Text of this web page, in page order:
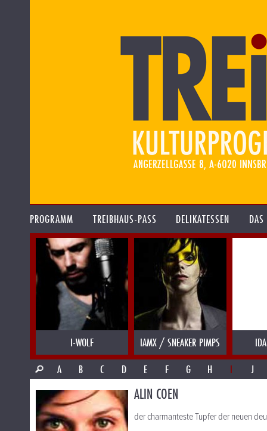
PROGRAMM TREIBHAUS-PASS DELIKATESSEN
I-WOLF IAMX / SNEAKER PIMPS
A
B C D E F G H I J
ALIN COEN
der charmanteste Tupfer der neuen